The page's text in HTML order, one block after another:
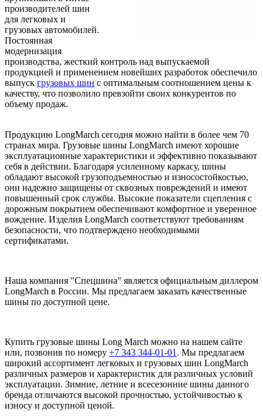
производителей шин
для легковых и
грузовых автомобилей.
Постоянная
модернизация
производства, жесткий контроль над выпускаемой
продукцией и применением новейших разработок обеспечило
выпуск грузовых шин с оптимальным соотношением цены к
качеству, что позволило превзойти своих конкурентов по
объему продаж.
Продукцию LongMarch сегодня можно найти в более чем 70
странах мира. Грузовые шины LongMarch имеют хорошие
эксплуатационные характеристики и эффективно показывают
себя в действии. Благодаря усиленному каркасу, шины
обладают высокой грузоподъемностью и износостойкостью,
они надежно защищены от сквозных повреждений и имеют
повышенный срок службы. Высокие показатели сцепления с
дорожным покрытием обеспечивают комфортное и уверенное
вождение. Изделия LongMarch соответствуют требованиям
безопасности, что подтверждено необходимыми
сертификатами.
Наша компания "Спецшина" является официальным диллером
LongMarch в России. Мы предлагаем заказать качественные
шины по доступной цене.
Купить грузовые шины Long March можно на нашем сайте
или, позвонив по номеру +7 343 344-01-01 . Мы предлагаем
широкий ассортимент легковых и грузовых шин LongMarch
различных размеров и характеристик для различных условий
эксплуатации. Зимние, летние и всесезонние шины данного
бренда отличаются высокой прочностью, устойчивостью к
износу и доступной ценой.